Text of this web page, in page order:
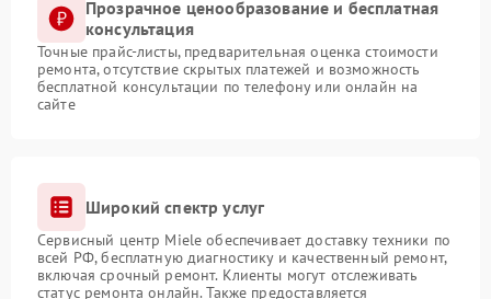
Прозрачное ценообразование и бесплатная
консультация
Точные прайс-листы, предварительная оценка стоимости
ремонта, отсутствие скрытых платежей и возможность
бесплатной консультации по телефону или онлайн на
сайте
Широкий спектр услуг
Сервисный центр Miele обеспечивает доставку техники по
всей РФ, бесплатную диагностику и качественный ремонт,
включая срочный ремонт. Клиенты могут отслеживать
статус ремонта онлайн. Также предоставляется